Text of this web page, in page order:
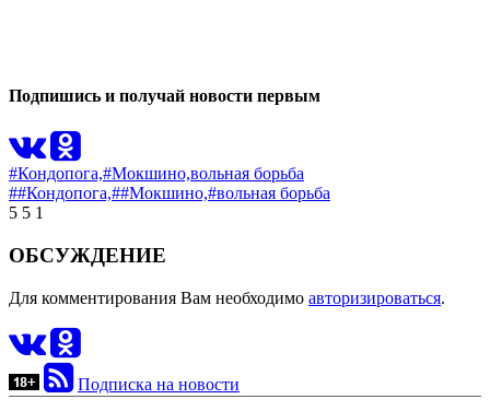
Подпишись и получай новости первым
#Кондопога,#Мокшино,вольная борьба
##Кондопога,##Мокшино,#вольная борьба
5 5 1
ОБСУЖДЕНИЕ
Для комментирования Вам необходимо авторизироваться.
Подписка на новости